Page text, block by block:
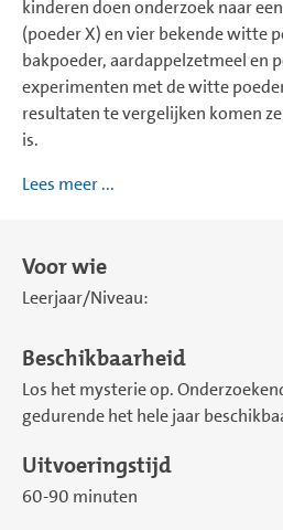
kinderen doen onderzoek naar
(poeder X) en vier bekende witte
bakpoeder, aardappelzetmeel en
experimenten met de witte
resultaten te vergelijken komen
is.
Lees meer ...
Voor wie
Leerjaar/Niveau:
Beschikbaarheid
Los het mysterie op.
gedurende het hele jaar
Uitvoeringstijd
60-90 minuten